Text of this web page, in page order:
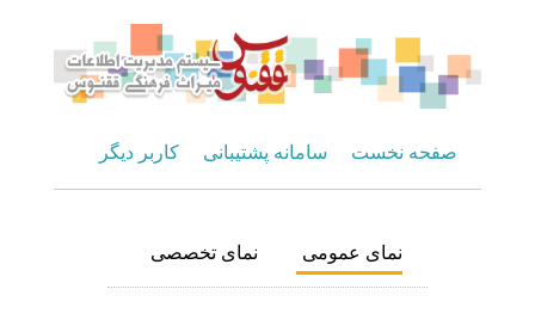
صفحه نخست سامانه پشتیبانی کاربر دیگر
نمای عمومی نمای تخصصی